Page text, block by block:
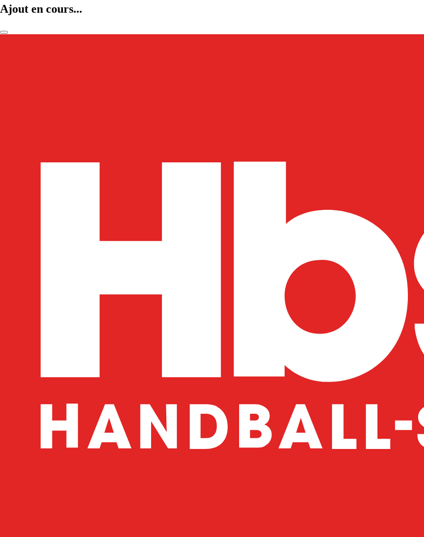
Ajout en cours...